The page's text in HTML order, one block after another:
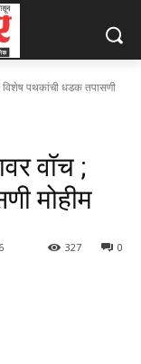
; विशेष पथकांची धडक तपासणी
वॉच ;
मोहीम
0
327